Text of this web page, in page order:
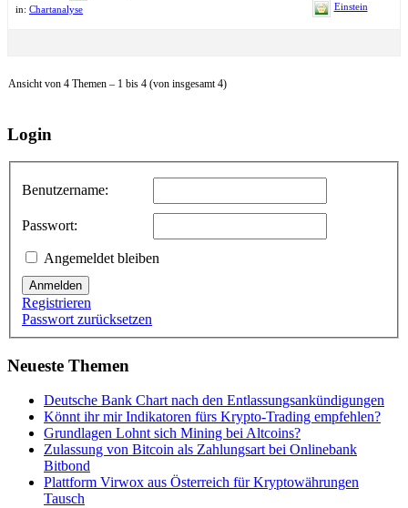
in: Chartanalyse Einstein
Ansicht von 4 Themen – 1 bis 4 (von insgesamt 4)
Login
Benutzername:
Passwort:
Angemeldet bleiben
Anmelden
Registrieren
Passwort zurücksetzen
Neueste Themen
Deutsche Bank Chart nach den Entlassungsankündigungen
Könnt ihr mir Indikatoren fürs Krypto-Trading empfehlen?
Grundlagen Lohnt sich Mining bei Altcoins?
Zulassung von Bitcoin als Zahlungsart bei Onlinebank
Bitbond
Plattform Virwox aus Österreich für Kryptowährungen
Tausch